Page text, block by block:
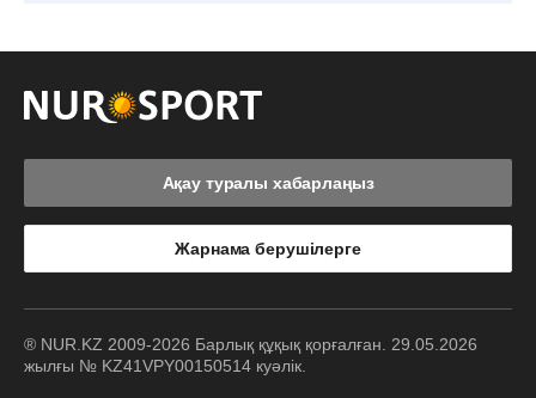
Ақау туралы хабарлаңыз
Жарнама берушілерге
® NUR.KZ 2009-2026 Барлық құқық қорғалған. 29.05.2026
жылғы № KZ41VPY00150514 куәлік.